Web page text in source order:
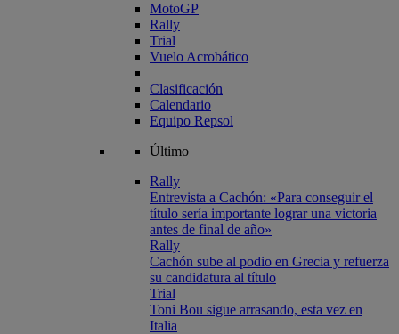
MotoGP
Rally
Trial
Vuelo Acrobático
Clasificación
Calendario
Equipo Repsol
Último
Rally
Entrevista a Cachón: «Para conseguir el
título sería importante lograr una victoria
antes de final de año»
Rally
Cachón sube al podio en Grecia y refuerza
su candidatura al título
Trial
Toni Bou sigue arrasando, esta vez en
Italia